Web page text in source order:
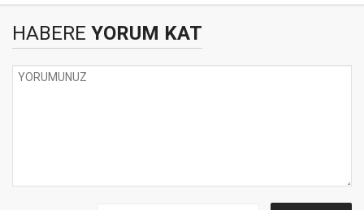
HABERE YORUM KAT